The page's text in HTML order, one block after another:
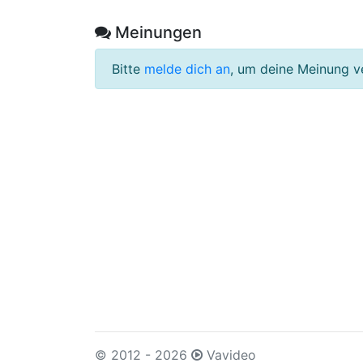
Meinungen
Bitte melde dich an, um deine Meinung
© 2012 - 2026 Vavideo